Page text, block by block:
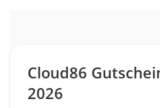
Cloud86
2026